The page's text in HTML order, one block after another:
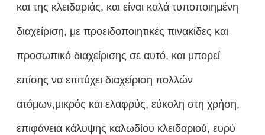
και της κλειδαριάς, και είναι καλά τυποποιημένη
διαχείριση, με προειδοποιητικές πινακίδες και
προσωπικό διαχείρισης σε αυτό, και μπορεί
επίσης να επιτύχει διαχείριση πολλών
ατόμων,μικρός και ελαφρύς, εύκολη στη χρήση,
επιφάνεια κάλυψης καλωδίου κλειδαριού, ευρύ